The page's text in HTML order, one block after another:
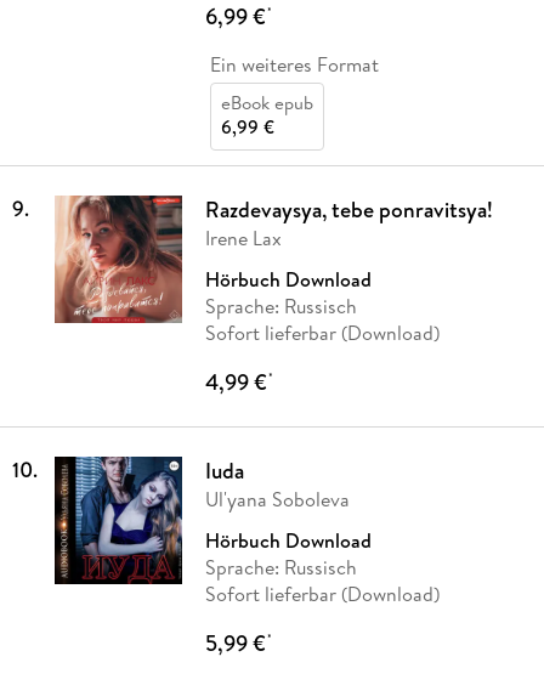
6,99 €*
Ein weiteres Format
eBook epub
6,99 €
9. Razdevaysya, tebe ponravitsya!
Irene Lax
Hörbuch Download
Sprache: Russisch
Sofort lieferbar (Download)
4,99 €*
10. Iuda
Ul'yana Soboleva
Hörbuch Download
Sprache: Russisch
Sofort lieferbar (Download)
5,99 €*